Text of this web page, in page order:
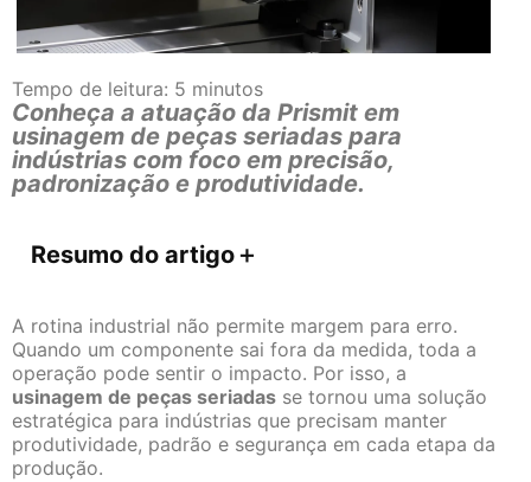
Tempo de leitura: 5 minutos
Conheça a atuação da Prismit em
usinagem de peças seriadas para
indústrias com foco em precisão,
padronização e produtividade.
Resumo do artigo＋
A rotina industrial não permite margem para erro.
Quando um componente sai fora da medida, toda a
operação pode sentir o impacto. Por isso, a
usinagem de peças seriadas se tornou uma solução
estratégica para indústrias que precisam manter
produtividade, padrão e segurança em cada etapa da
produção.